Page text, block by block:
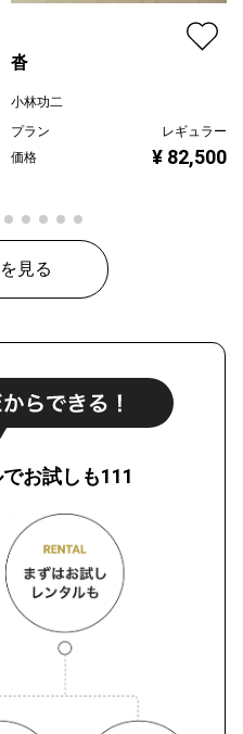
沓
小林功二
プラン
レギュラー
価格
¥ 82,500
見る
お試しも111